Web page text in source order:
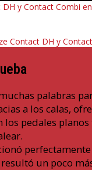
palabras
a los calas,
los pedales
un poco